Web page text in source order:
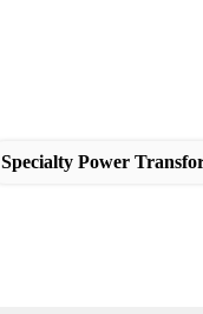
Specialty Power